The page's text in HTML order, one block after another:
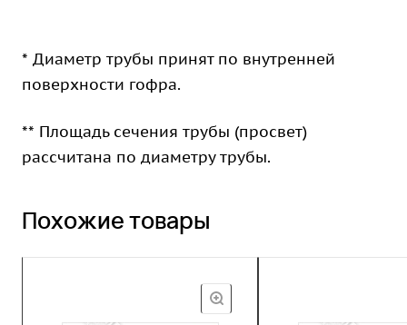
* Диаметр трубы принят по внутренней
поверхности гофра.
** Площадь сечения трубы (просвет)
рассчитана по диаметру трубы.
Похожие товары